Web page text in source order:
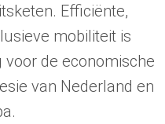
Efficiënte,
mobiliteit is
de economische
van Nederland en